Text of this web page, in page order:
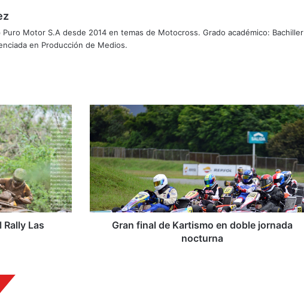
Motor S.A desde 2014 en temas de Motocross. Grado académico: Bachiller
en Producción de Medios.
Las
G
r
a
n
f
i
n
a
l
Gran final de Kartismo en doble jornada
nocturna